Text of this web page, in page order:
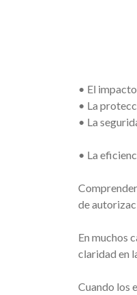
• El
• La
• La
• La
de
En muchos
claridad en
Cuando los